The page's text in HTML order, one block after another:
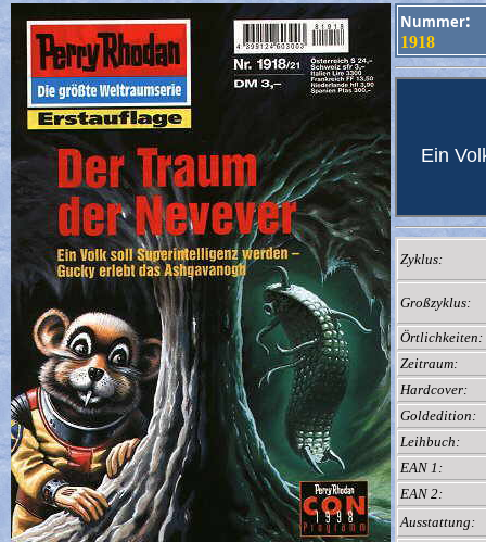
Nummer:
1918
Ein
Zyklus:
Großzyklus:
Örtlichkeiten:
Zeitraum:
Hardcover:
Goldedition:
Leihbuch:
EAN 1:
EAN 2:
Ausstattung: